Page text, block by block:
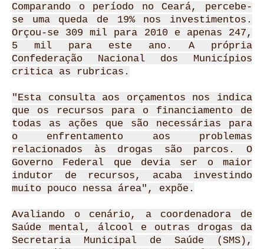
Comparando o período no Ceará, percebe-
se uma queda de 19% nos investimentos.
Orçou-se 309 mil para 2010 e apenas 247,
5 mil para este ano. A própria
Confederação Nacional dos Municípios
critica as rubricas.
"Esta consulta aos orçamentos nos indica
que os recursos para o financiamento de
todas as ações que são necessárias para
o enfrentamento aos problemas
relacionados às drogas são parcos. O
Governo Federal que devia ser o maior
indutor de recursos, acaba investindo
muito pouco nessa área", expõe.
Avaliando o cenário, a coordenadora de
Saúde mental, álcool e outras drogas da
Secretaria Municipal de Saúde (SMS),